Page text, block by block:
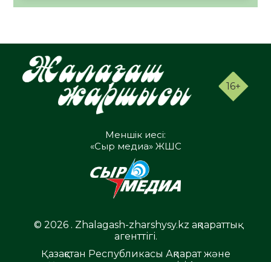
16+
Меншік иесі:
«Сыр медиа» ЖШС
© 2026 . Zhalagash-zharshysy.kz ақпараттық
агенттігі.
Қазақстан Республикасы Ақпарат және